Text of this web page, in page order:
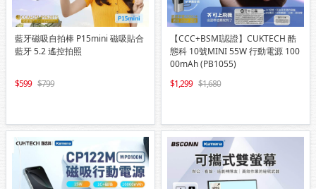
藍牙磁吸自拍棒 P15mini 磁吸貼合
藍牙 5.2 遙控拍照
599 799
【CCC+BSMI認證】CUKTECH 酷
態科 10號MINI 55W 行動電源 100
00mAh (PB1055)
1,299
1,680